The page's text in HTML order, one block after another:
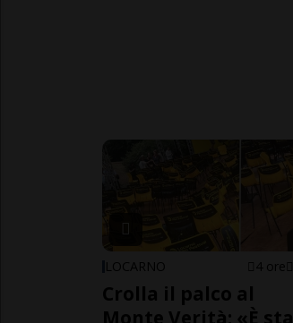
LOCARNO 4 ore
Crolla il palco al
Monte Verità: «È